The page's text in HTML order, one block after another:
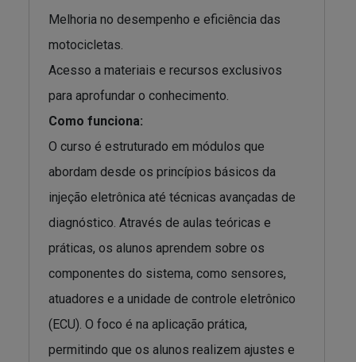
Melhoria no desempenho e eficiência das
motocicletas.
Acesso a materiais e recursos exclusivos
para aprofundar o conhecimento.
Como funciona:
O curso é estruturado em módulos que
abordam desde os princípios básicos da
injeção eletrônica até técnicas avançadas de
diagnóstico. Através de aulas teóricas e
práticas, os alunos aprendem sobre os
componentes do sistema, como sensores,
atuadores e a unidade de controle eletrônico
(ECU). O foco é na aplicação prática,
permitindo que os alunos realizem ajustes e